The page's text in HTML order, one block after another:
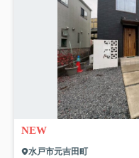
NEW
水戸市元吉田町